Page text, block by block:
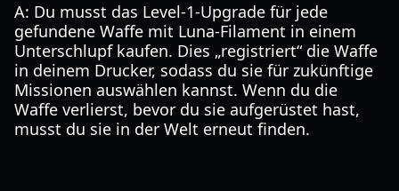
A: Du musst das Level-1-Upgrade für jede
gefundene Waffe mit Luna-Filament in einem
Unterschlupf kaufen. Dies „registriert“ die Waffe
in deinem Drucker, sodass du sie für zukünftige
Missionen auswählen kannst. Wenn du die
Waffe verlierst, bevor du sie aufgerüstet hast,
musst du sie in der Welt erneut finden.